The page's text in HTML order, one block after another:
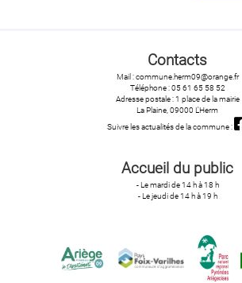
Contacts
Mail : commune.herm09@orange.fr
Téléphone : 05 61 65 58 52
Adresse postale : 1 place de la mairie
La Plaine, 09000 L'Herm
Suivre les actualités de la commune :
Accueil du public
- Le mardi de 14 h à 18 h
- Le jeudi de 14 h à 19 h